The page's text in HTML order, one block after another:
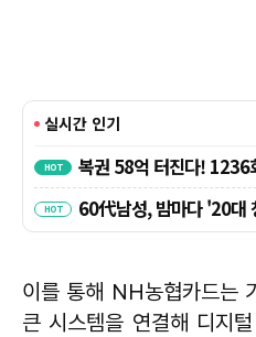
이를 통해 NH농협카드는
큰 시스템을 연결해 디지